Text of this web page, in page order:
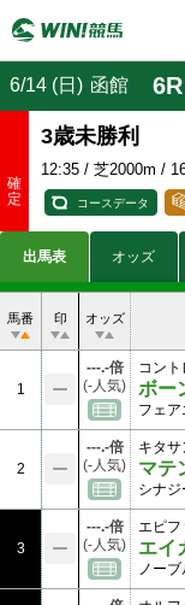
6/14 (日) 函館 6R
3歳未勝利
12:35 / 芝2000m /
コースデータ
(
付
(
出馬表 オッズ
馬番 印 オッズ
1
---.-倍
(-人気)
コン
ボー
フェア
2
---.-倍
(-人気)
キタサ
マテ
シナジ
3
---.-倍
(-人気)
エピフ
エイ
ノー